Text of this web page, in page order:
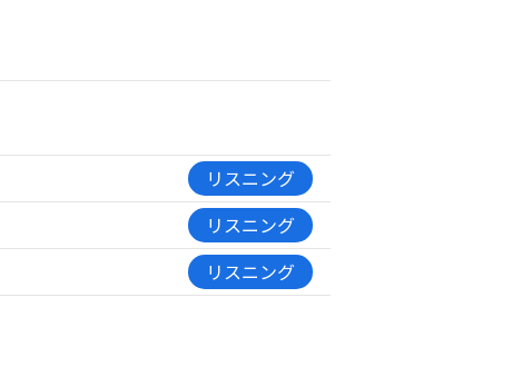
リスニング
リスニング
リスニング